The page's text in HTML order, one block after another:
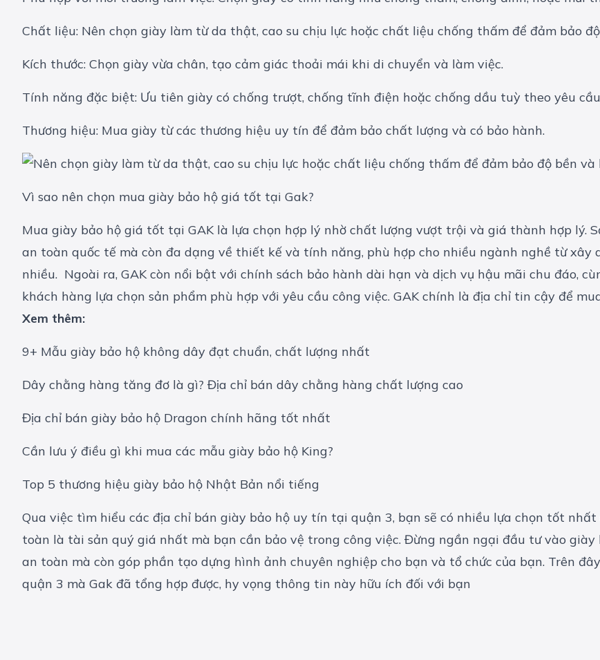
Chất liệu: Nên chọn giày làm từ da thật, cao su chịu lực hoặc chất liệu chống thấm để đảm bảo
Kích thước: Chọn giày vừa chân, tạo cảm giác thoải mái khi di chuyển và làm việc.
Tính năng đặc biệt: Ưu tiên giày có chống trượt, chống tĩnh điện hoặc chống dầu tuỳ theo yêu
Thương hiệu: Mua giày từ các thương hiệu uy tín để đảm bảo chất lượng và có bảo hành.
Vì sao nên chọn mua giày bảo hộ giá tốt tại Gak?
Mua giày bảo hộ giá tốt tại GAK là lựa chọn hợp lý nhờ chất lượng vượt trội và giá thành hợp lý.
an toàn quốc tế mà còn đa dạng về thiết kế và tính năng, phù hợp cho nhiều ngành nghề từ xây
nhiều. Ngoài ra, GAK còn nổi bật với chính sách bảo hành dài hạn và dịch vụ hậu mãi chu đáo,
khách hàng lựa chọn sản phẩm phù hợp với yêu cầu công việc. GAK chính là địa chỉ tin cậy để
Xem thêm:
9+ Mẫu giày bảo hộ không dây đạt chuẩn, chất lượng nhất
Dây chằng hàng tăng đơ là gì? Địa chỉ bán dây chằng hàng chất lượng cao
Địa chỉ bán giày bảo hộ Dragon chính hãng tốt nhất
Cần lưu ý điều gì khi mua các mẫu giày bảo hộ King?
Top 5 thương hiệu giày bảo hộ Nhật Bản nổi tiếng
Qua việc tìm hiểu các địa chỉ bán giày bảo hộ uy tín tại quận 3, bạn sẽ có nhiều lựa chọn tốt
toàn là tài sản quý giá nhất mà bạn cần bảo vệ trong công việc. Đừng ngần ngại đầu tư vào giày
an toàn mà còn góp phần tạo dựng hình ảnh chuyên nghiệp cho bạn và tổ chức của bạn. Trên
quận 3 mà Gak đã tổng hợp được, hy vọng thông tin này hữu ích đối với bạn